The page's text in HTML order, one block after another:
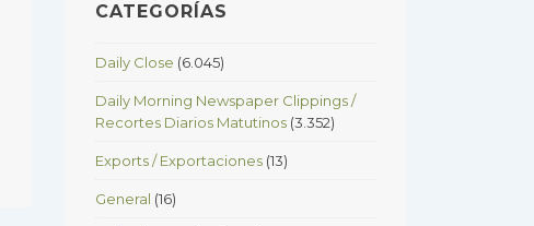
CATEGORÍAS
Daily Close (6.045)
Daily Morning Newspaper Clippings /
Recortes Diarios Matutinos (3.352)
Exports / Exportaciones (13)
General (16)